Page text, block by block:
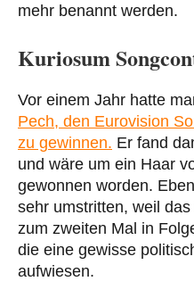
mehr benannt werden.
Kuriosum
Vor einem Jahr hatte
Pech, den Eurovision
zu gewinnen. Er fand
und wäre um ein Haar
gewonnen worden.
sehr umstritten, weil
zum zweiten Mal in
die eine gewisse
aufwiesen.